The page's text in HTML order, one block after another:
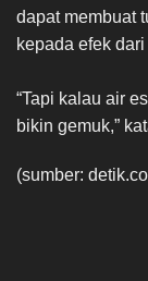
dapat membuat
kepada efek
“Tapi kalau air
bikin gemuk,”
(sumber: